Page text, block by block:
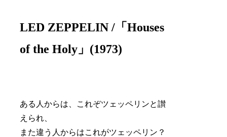
LED ZEPPELIN /「Houses
of the Holy」(1973)
ある人からは、これぞツェッペリンと讃
えられ、
また違う人からはこれがツェッペリン？